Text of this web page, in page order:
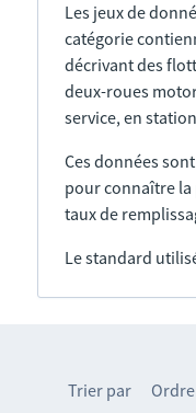
Les jeux de
catégorie
décrivant des
deux-roues
service, en
Ces données
pour connaître la
taux de
Le standard
Trier par